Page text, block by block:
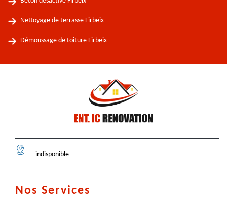
Nettoyage de terrasse Firbeix
Démoussage de toiture Firbeix
indisponible
Nos Services